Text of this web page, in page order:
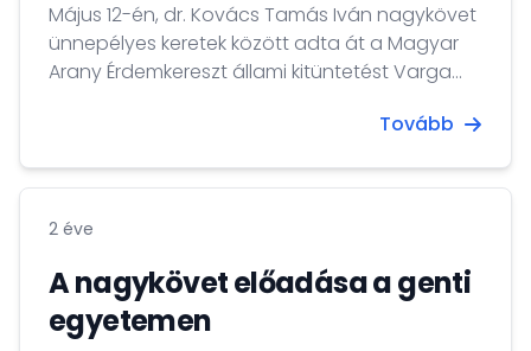
Május 12-én, dr. Kovács Tamás Iván nagykövet
ünnepélyes keretek között adta át a Magyar
Arany Érdemkereszt állami kitüntetést Varga
Tovább
2 éve
A nagykövet előadása a genti
egyetemen